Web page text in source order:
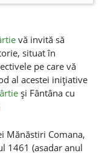
vă invită să
situat în
pe care vă
al acestei iniţiative
şi Fântâna cu
Mănăstiri Comana,
1461 (asadar anul